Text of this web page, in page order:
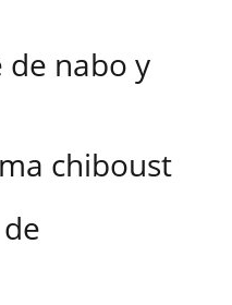
de nabo y
chiboust